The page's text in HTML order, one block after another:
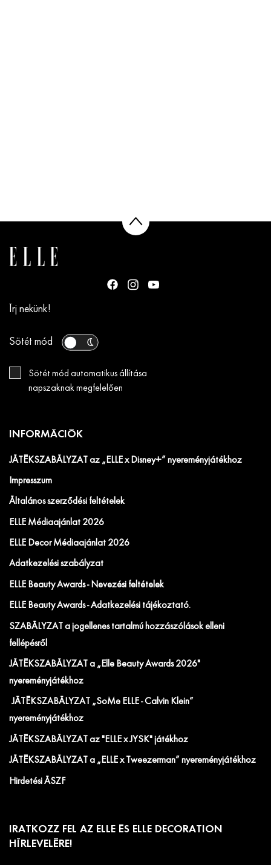
Írj nekünk!
Sötét mód
Sötét mód automatikus állítása
napszaknak megfelelően
INFORMÁCIÓK
JÁTÉKSZABÁLYZAT az „ELLE x Disney+” nyereményjátékhoz
Impresszum
Általános szerződési feltételek
ELLE Médiaajánlat 2026
ELLE Decor Médiaajánlat 2026
Adatkezelési szabályzat
ELLE Beauty Awards - Nevezési feltételek
ELLE Beauty Awards - Adatkezelési tájékoztató.
SZABÁLYZAT a jogellenes tartalmú hozzászólások elleni
fellépésről
JÁTÉKSZABÁLYZAT a „Elle Beauty Awards 2026"
nyereményjátékhoz
JÁTÉKSZABÁLYZAT „SoMe ELLE - Calvin Klein”
nyereményjátékhoz
JÁTÉKSZABÁLYZAT az "ELLE x JYSK" játékhoz
JÁTÉKSZABÁLYZAT a „ELLE x Tweezerman” nyereményjátékhoz
Hirdetési ÁSZF
IRATKOZZ FEL AZ ELLE ÉS ELLE DECORATION
HÍRLEVELÉRE!